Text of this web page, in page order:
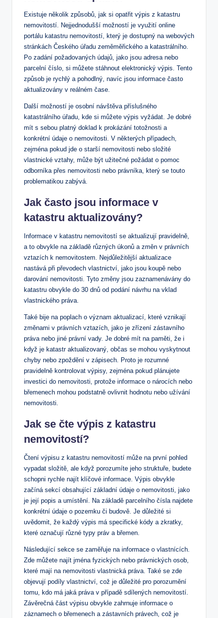
Existuje několik ⁤způsobů,‌ jak si opatřit⁤ výpis z katastru
nemovitostí. Nejjednodušší možností je ⁣využití online
portálu katastru nemovitostí, který je ⁢dostupný ‍na webových
stránkách‍ Českého úřadu zeměměřického a katastrálního.
Po ​zadání požadovaných údajů, jako jsou⁣ adresa ‍nebo
parcelní číslo, si můžete stáhnout elektronický výpis. Tento
způsob ​je rychlý a pohodlný, navíc jsou‌ informace často⁢
aktualizovány v reálném ​čase.
Další možností je⁢ osobní ⁤návštěva příslušného
‌katastrálního úřadu, ‌kde si můžete výpis⁢ vyžádat.⁢ Je dobré
mít s ‌sebou platný doklad k⁣ prokázání totožnosti a
konkrétní údaje o‍ nemovitosti. V některých‍ případech,
zejména pokud jde o starší nemovitosti⁤ nebo složité
vlastnické vztahy, může být užitečné požádat o pomoc
odborníka přes nemovitosti nebo právníka,‍ který⁣ se touto
problematikou ‌zabývá.
Jak často jsou informace v
katastru aktualizovány?
Informace v ‌katastru nemovitostí se aktualizují pravidelně,
a to obvykle na‌ základě různých​ úkonů a změn v právních
vztazích k nemovitostem. Nejdůležitější aktualizace
nastává⁣ při převodech vlastnictví, jako jsou koupě nebo
darování nemovitosti. Tyto změny⁢ jsou zaznamenávány do
katastru obvykle do ‌30​ dnů od podání návrhu na vklad
⁢vlastnického​ práva.
Také bije na poplach o ‍význam aktualizací, které vznikají
změnami v ⁤právních vztazích, jako je zřízení zástavního
práva nebo jiné právní ​vady. Je dobré mít na ⁤paměti, že i
když je⁣ katastr aktualizovaný, občas se mohou vyskytnout
chyby ​nebo zpoždění‍ v zápisech. Proto je rozumné
⁢pravidelně kontrolovat ‍výpisy,‍ zejména pokud plánujete
investici do nemovitosti, protože informace o nárocích nebo
břemenech mohou podstatně ovlivnit ‌hodnotu nebo ⁢užívání
nemovitosti.
Jak ‌se⁤ čte výpis z katastru
nemovitostí?
Čtení výpisu z katastru​ nemovitostí může na​ první‍ pohled
vypadat složitě,‍ ale když porozumíte jeho struktuře, budete
schopni rychle najít klíčové‌ informace. ⁤Výpis obvykle
začíná sekcí‍ obsahující základní údaje o ​nemovitosti, jako
je její popis a umístění.‌ Na základě⁢ parcelního ⁢čísla najdete
⁤konkrétní ⁢údaje o pozemku či⁤ budově. Je‍ důležité si
uvědomit, že​ každý výpis má ​specifické kódy a zkratky,
které⁤ označují ‍různé typy práv a břemen.
Následující ‌sekce se zaměřuje na⁣ informace o​ vlastnících.
Zde‍ můžete najít jména fyzických​ nebo právnických osob,
⁤které mají na nemovitosti vlastnická práva. Také se zde
objevují podíly⁤ vlastnictví, což je důležité pro porozumění
tomu, kdo ‍má‍ jaká práva v případě ⁣sdílených nemovitostí.
Závěrečná část výpisu⁢ obvykle zahrnuje informace o
záznamech o břemenech a zástavních právech, což​ je